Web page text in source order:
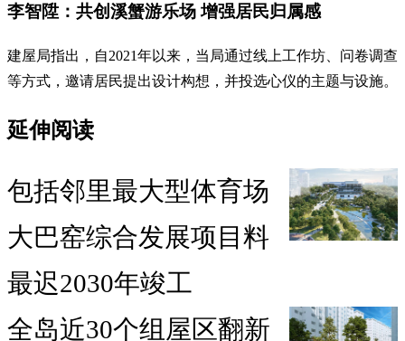
李智陞：共创溪蟹游乐场 增强居民归属感
建屋局指出，自2021年以来，当局通过线上工作坊、问卷调查
等方式，邀请居民提出设计构想，并投选心仪的主题与设施。
延伸阅读
包括邻里最大型体育场
大巴窑综合发展项目料
最迟2030年竣工
全岛近30个组屋区翻新